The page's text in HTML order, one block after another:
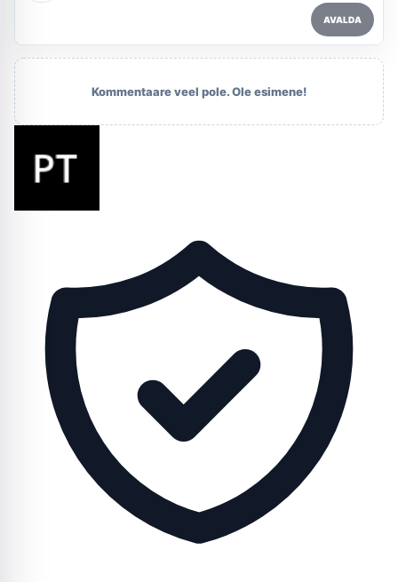
AVALDA
Kommentaare veel pole. Ole esimene!